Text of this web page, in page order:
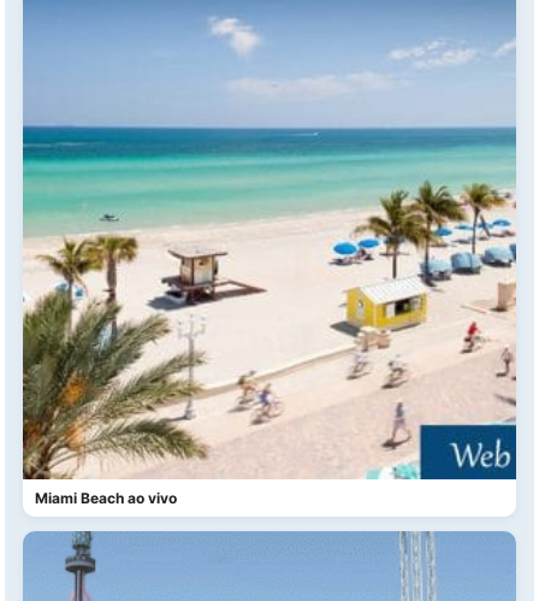
Miami Beach ao vivo